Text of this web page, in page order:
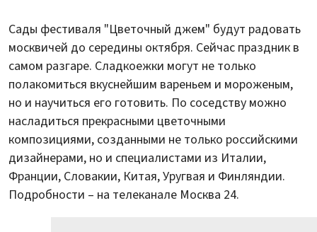
Сады фестиваля "Цветочный джем" будут радовать
москвичей до середины октября. Сейчас праздник в
самом разгаре. Сладкоежки могут не только
полакомиться вкуснейшим вареньем и мороженым,
но и научиться его готовить. По соседству можно
насладиться прекрасными цветочными
композициями, созданными не только российскими
дизайнерами, но и специалистами из Италии,
Франции, Словакии, Китая, Уругвая и Финляндии.
Подробности – на телеканале Москва 24.